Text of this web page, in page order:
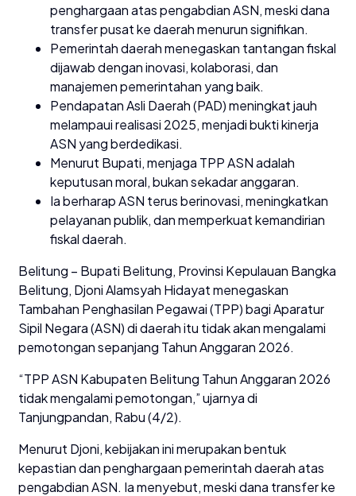
penghargaan atas pengabdian ASN, meski dana
transfer pusat ke daerah menurun signifikan.
Pemerintah daerah menegaskan tantangan fiskal
dijawab dengan inovasi, kolaborasi, dan
manajemen pemerintahan yang baik.
Pendapatan Asli Daerah (PAD) meningkat jauh
melampaui realisasi 2025, menjadi bukti kinerja
ASN yang berdedikasi.
Menurut Bupati, menjaga TPP ASN adalah
keputusan moral, bukan sekadar anggaran.
Ia berharap ASN terus berinovasi, meningkatkan
pelayanan publik, dan memperkuat kemandirian
fiskal daerah.
Belitung – Bupati Belitung, Provinsi Kepulauan Bangka
Belitung, Djoni Alamsyah Hidayat menegaskan
Tambahan Penghasilan Pegawai (TPP) bagi Aparatur
Sipil Negara (ASN) di daerah itu tidak akan mengalami
pemotongan sepanjang Tahun Anggaran 2026.
“TPP ASN Kabupaten Belitung Tahun Anggaran 2026
tidak mengalami pemotongan,” ujarnya di
Tanjungpandan, Rabu (4/2).
Menurut Djoni, kebijakan ini merupakan bentuk
kepastian dan penghargaan pemerintah daerah atas
pengabdian ASN. Ia menyebut, meski dana transfer ke